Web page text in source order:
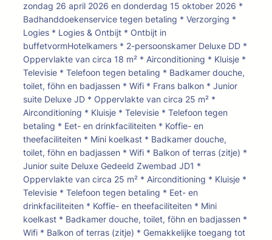
zondag 26 april 2026 en donderdag 15 oktober 2026 *
Badhanddoekenservice tegen betaling * Verzorging *
Logies * Logies & Ontbijt * Ontbijt in
buffetvormHotelkamers * 2-persoonskamer Deluxe DD *
Oppervlakte van circa 18 m² * Airconditioning * Kluisje *
Televisie * Telefoon tegen betaling * Badkamer douche,
toilet, föhn en badjassen * Wifi * Frans balkon * Junior
suite Deluxe JD * Oppervlakte van circa 25 m² *
Airconditioning * Kluisje * Televisie * Telefoon tegen
betaling * Eet- en drinkfaciliteiten * Koffie- en
theefaciliteiten * Mini koelkast * Badkamer douche,
toilet, föhn en badjassen * Wifi * Balkon of terras (zitje) *
Junior suite Deluxe Gedeeld Zwembad JD1 *
Oppervlakte van circa 25 m² * Airconditioning * Kluisje *
Televisie * Telefoon tegen betaling * Eet- en
drinkfaciliteiten * Koffie- en theefaciliteiten * Mini
koelkast * Badkamer douche, toilet, föhn en badjassen *
Wifi * Balkon of terras (zitje) * Gemakkelijke toegang tot